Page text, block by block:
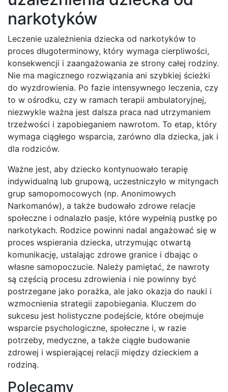
narkotyków
Leczenie uzależnienia dziecka od narkotyków to
proces długoterminowy, który wymaga cierpliwości,
konsekwencji i zaangażowania ze strony całej rodziny.
Nie ma magicznego rozwiązania ani szybkiej ścieżki
do wyzdrowienia. Po fazie intensywnego leczenia, czy
to w ośrodku, czy w ramach terapii ambulatoryjnej,
niezwykle ważna jest dalsza praca nad utrzymaniem
trzeźwości i zapobieganiem nawrotom. To etap, który
wymaga ciągłego wsparcia, zarówno dla dziecka, jak i
dla rodziców.
Ważne jest, aby dziecko kontynuowało terapię
indywidualną lub grupową, uczestniczyło w mityngach
grup samopomocowych (np. Anonimowych
Narkomanów), a także budowało zdrowe relacje
społeczne i odnalazło pasje, które wypełnią pustkę po
narkotykach. Rodzice powinni nadal angażować się w
proces wspierania dziecka, utrzymując otwartą
komunikację, ustalając zdrowe granice i dbając o
własne samopoczucie. Należy pamiętać, że nawroty
są częścią procesu zdrowienia i nie powinny być
postrzegane jako porażka, ale jako okazja do nauki i
wzmocnienia strategii zapobiegania. Kluczem do
sukcesu jest holistyczne podejście, które obejmuje
wsparcie psychologiczne, społeczne i, w razie
potrzeby, medyczne, a także ciągłe budowanie
zdrowej i wspierającej relacji między dzieckiem a
rodziną.
Polecamy